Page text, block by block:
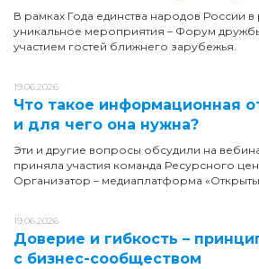
В рамках Года единства народов России
уникальное мероприятия – Форум
участием гостей ближнего зарубежья.
19.06.2026
Что такое информационная
и для чего она нужна?
Эти и другие вопросы обсудили на
приняла участия команда Ресурсного
Организатор – медиаплатформа
19.06.2026
Доверие и гибкость –
с бизнес-сообществом